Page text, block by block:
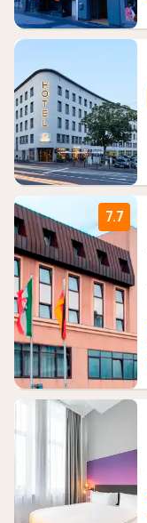
7.7